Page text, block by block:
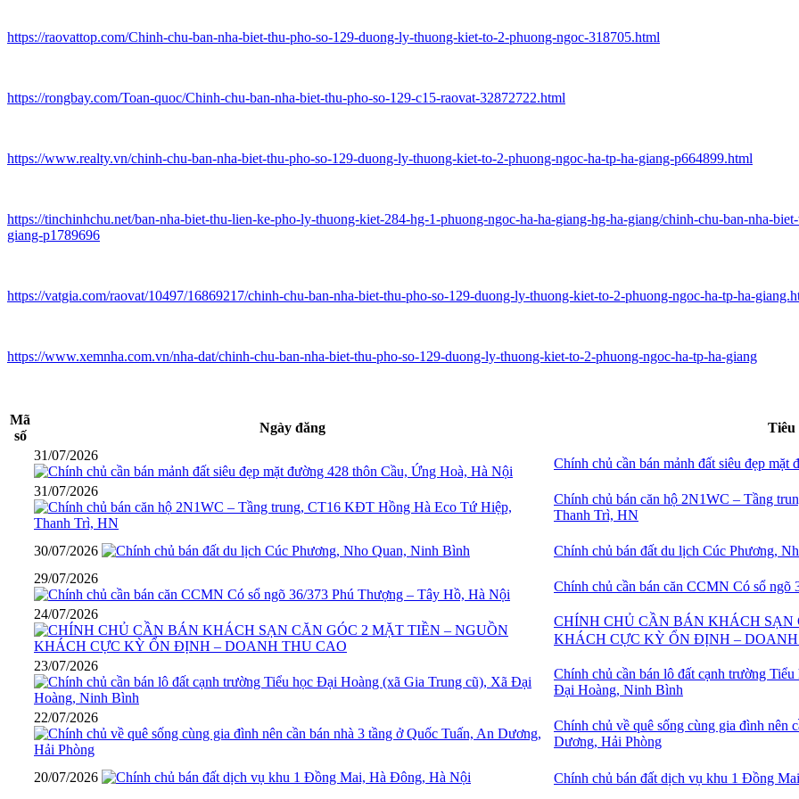
https://raovattop.com/Chinh-chu-ban-nha-biet-thu-pho-so-129-duong-ly-thuong-kiet-to-2-phuong-ngoc-318705.html
https://rongbay.com/Toan-quoc/Chinh-chu-ban-nha-biet-thu-pho-so-129-c15-raovat-32872722.html
https://www.realty.vn/chinh-chu-ban-nha-biet-thu-pho-so-129-duong-ly-thuong-kiet-to-2-phuong-ngoc-ha-tp-ha-giang-p664899.html
https://tinchinhchu.net/ban-nha-biet-thu-lien-ke-pho-ly-thuong-kiet-284-hg-1-phuong-ngoc-ha-ha-giang-hg-ha-giang/chinh-chu-ban-nha-
giang-p1789696
https://vatgia.com/raovat/10497/16869217/chinh-chu-ban-nha-biet-thu-pho-so-129-duong-ly-thuong-kiet-to-2-phuong-ngoc-ha-tp-ha-
https://www.xemnha.com.vn/nha-dat/chinh-chu-ban-nha-biet-thu-pho-so-129-duong-ly-thuong-kiet-to-2-phuong-ngoc-ha-tp-ha-giang
Mã
số
Ngày đăng Tiêu
31/07/2026
Chính chủ cần bán mảnh đất siêu đẹp
31/07/2026
Chính chủ bán căn hộ 2N1WC – Tầng
Thanh Trì, HN
30/07/2026 Chính chủ bán đất du lịch Cúc Phương,
29/07/2026
Chính chủ cần bán căn CCMN Có sổ
24/07/2026
CHÍNH CHỦ CẦN BÁN KHÁCH SẠN
KHÁCH CỰC KỲ ỔN ĐỊNH –
23/07/2026
Chính chủ cần bán lô đất cạnh trường
Đại Hoàng, Ninh Bình
22/07/2026
Chính chủ về quê sống cùng gia đình nên
Dương, Hải Phòng
20/07/2026 Chính chủ bán đất dịch vụ khu 1 Đồng